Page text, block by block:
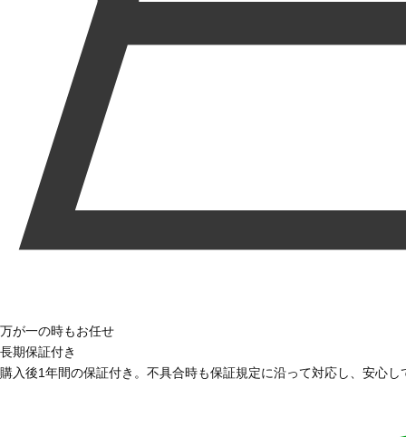
万が一の時もお任せ
長期保証付き
購入後1年間の保証付き。不具合時も保証規定に沿って対応し、安心